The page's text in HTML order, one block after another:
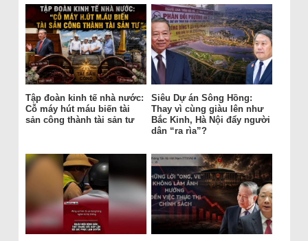
Tập đoàn kinh tế nhà nước:
Cỗ máy hút máu biến tài
sản công thành tài sản tư
Siêu Dự án Sông Hồng:
Thay vì cùng giàu lên như
Bắc Kinh, Hà Nội đẩy người
dân “ra rìa”?